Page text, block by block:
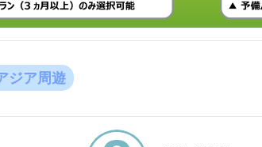
ジア周遊